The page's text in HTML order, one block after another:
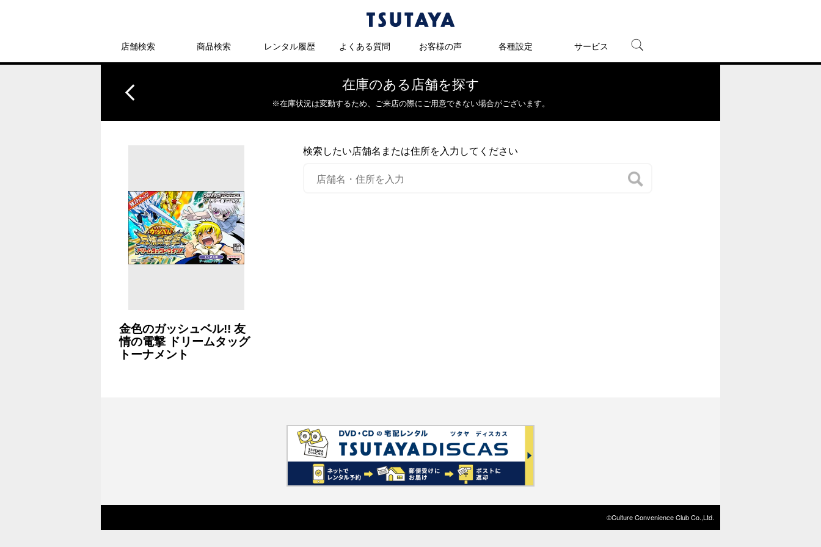
店舗検索 商品検索 レンタル履歴 よくある質問 お客様の声 各種設定 サービス
在庫のある店舗を探す
※在庫状況は変動するため、 ご来店の際にご用意できない場合がございます。
金色のガッシュベル!! 友
情の電撃 ドリームタッグ
トーナメント
検索したい店舗名または住所を入力してください
©Culture Convenience Club Co.,Ltd.